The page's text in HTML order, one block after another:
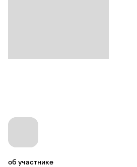
об участнике